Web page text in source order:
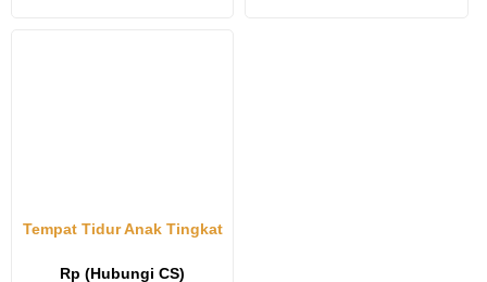
Tempat Tidur Anak Tingkat
Rp (Hubungi CS)